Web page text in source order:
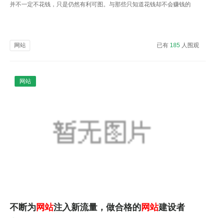
并不一定不花钱，只是仍然有利可图。与那些只知道花钱却不会赚钱的
网站 已有 185 人围观
网站
不断为 网站注入新流量，做合格的网站建设者